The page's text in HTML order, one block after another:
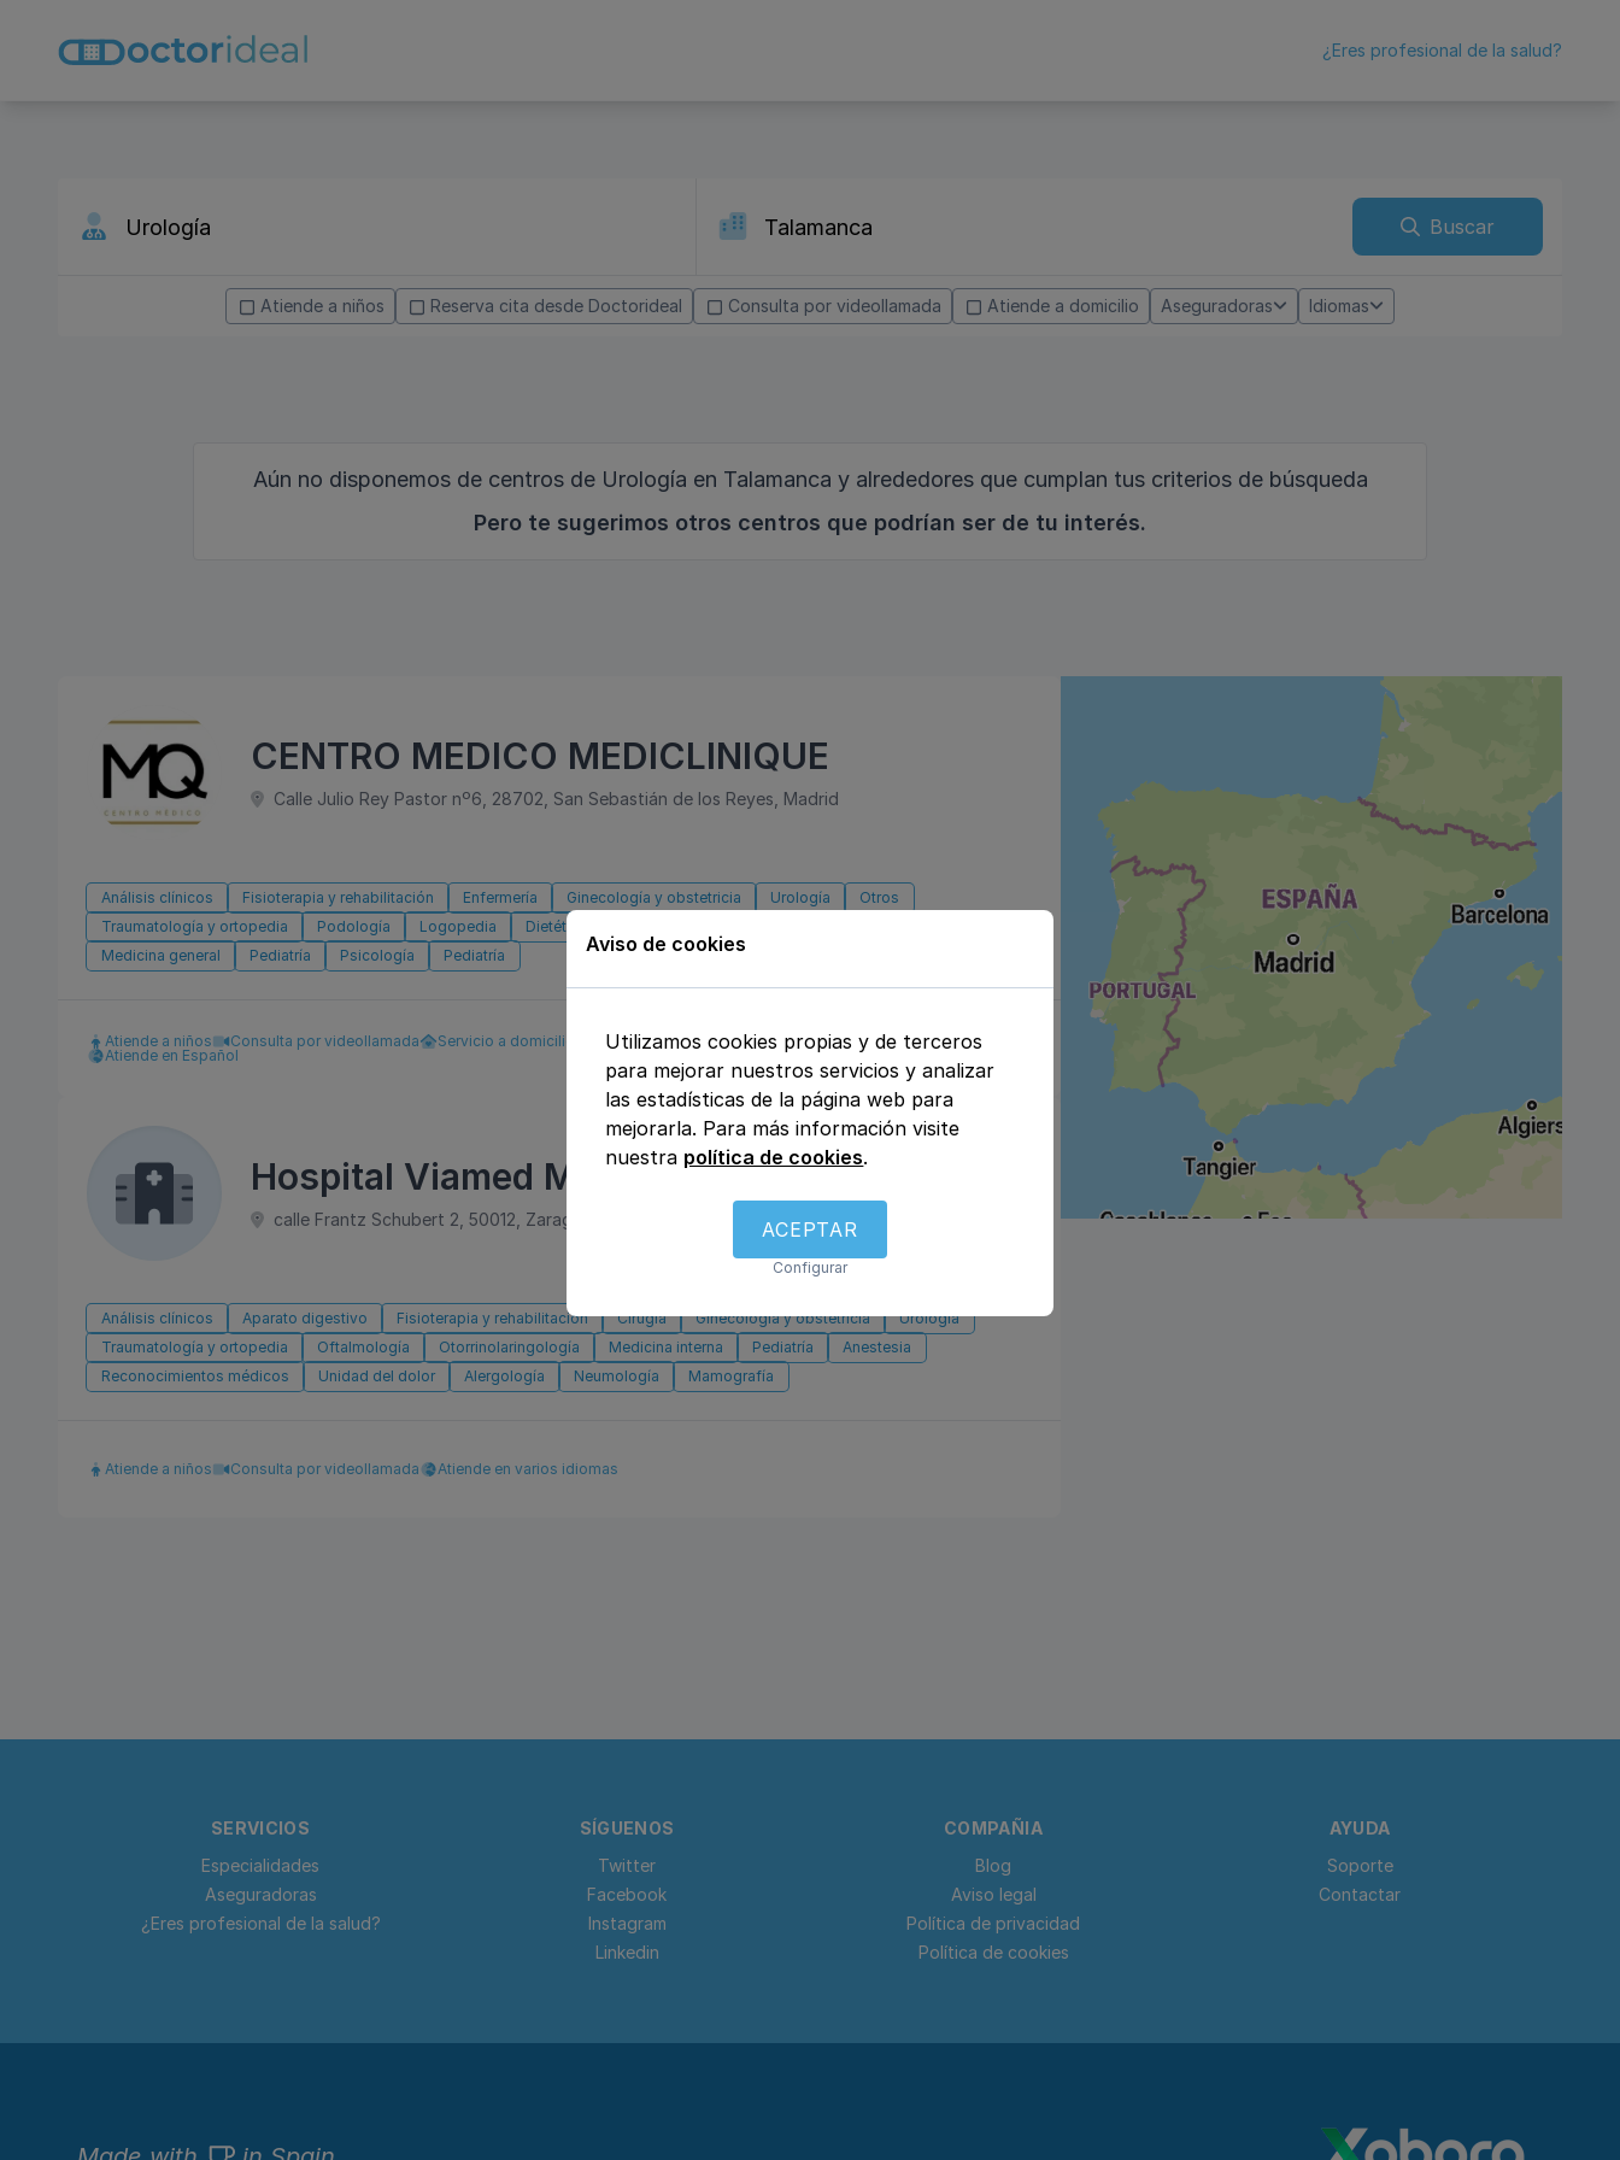
¿Eres profesional de la salud?
Buscar
Atiende a niños Reserva cita desde Doctorideal Consulta por videollamada Atiende a domicilio Aseguradoras Idiomas
Aún no disponemos de centros de Urología en Talamanca y alrededores que cumplan tus criterios de búsqueda
Pero te sugerimos otros centros que podrían ser de tu interés.
CENTRO MEDICO MEDICLINIQUE
Calle Julio Rey Pastor nº6, 28702, San Sebastián de los Reyes, Madrid
Análisis clínicos Fisioterapia y rehabilitación Enfermería Ginecología y obstetricia Urología
Otros
Traumatología y ortopedia
Podología Logopedia Dietética y nutrición
Medicina general
Pediatría Psicología Pediatría
Atiende a niños Consulta por videollamada Servicio a domicilio
Aseguradoras
Atiende en Español
Reservar cita
Hospital Viamed Montecanal
calle Frantz Schubert 2, 50012, Zaragoza, Zaragoza
Análisis clínicos Aparato digestivo Fisioterapia y rehabilitación Cirugía Ginecología y obstetricia
Urología
Traumatología y ortopedia
Oftalmología Otorrinolaringología Medicina interna Pediatría
Anestesia
Reconocimientos médicos
Unidad del dolor Alergología Neumología Mamografía
Atiende a niños Consulta por videollamada Atiende en varios idiomas
SERVICIOS
Especialidades
Aseguradoras
¿Eres profesional de la salud?
SÍGUENOS
Twitter
Facebook
Instagram
Linkedin
COMPAÑIA
Blog
Aviso legal
Política de privacidad
Política de cookies
AYUDA
Soporte
Contactar
Aviso de cookies
Utilizamos cookies propias y de terceros
para mejorar nuestros servicios y analizar
las estadísticas de la página web para
mejorarla. Para más información visite
nuestra política de cookies.
ACEPTAR
Configurar